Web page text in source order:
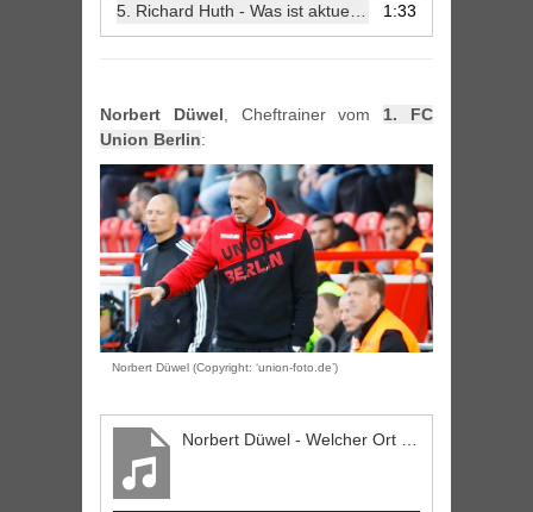
5. Richard Huth - Was ist aktuell die größte Bedrohung für die Berliner Kreativkultur? 1:33
Norbert Düwel, Cheftrainer vom 1. FC
Union Berlin:
Norbert Düwel (Copyright: ‘union-foto.de’)